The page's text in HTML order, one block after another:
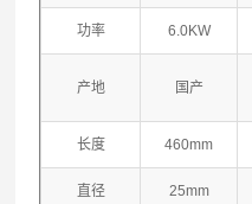
功率 6.0KW
产地 国产
长度 460mm
直径 25mm